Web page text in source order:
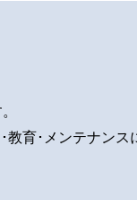
教育･メンテナンス